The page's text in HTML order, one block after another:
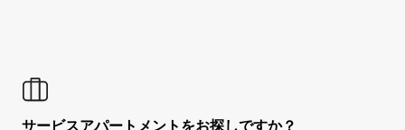
サービスアパートメントをお探しですか？